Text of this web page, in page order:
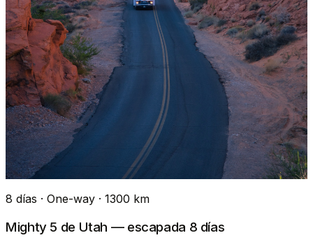
8 días · One-way · 1300 km
Mighty 5 de Utah — escapada 8 días